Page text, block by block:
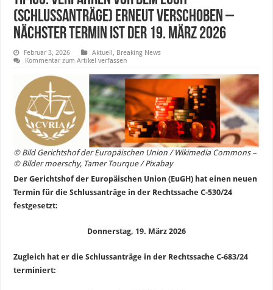
(Schlussanträge) erneut verschoben –
nächster Termin ist der 19. März 2026
Februar 3, 2026 Aktuell, Breaking News
Kommentar zum Artikel verfassen
© Bild Gerichtshof der Europäischen Union / Wikimedia Commons –
© Bilder moerschy, Tamer Tourque / Pixabay
Der Gerichtshof der Europäischen Union (EuGH) hat einen neuen
Termin für die Schlussanträge in der Rechtssache C-530/24
festgesetzt:
Donnerstag, 19. März 2026
Zugleich hat er die Schlussanträge in der Rechtssache C-683/24
terminiert: